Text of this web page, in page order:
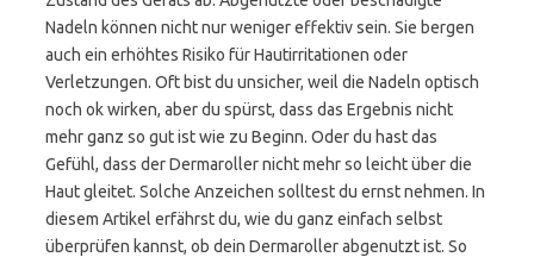
Nadeln können nicht nur weniger effektiv sein. Sie bergen
auch ein erhöhtes Risiko für Hautirritationen oder
Verletzungen. Oft bist du unsicher, weil die Nadeln optisch
noch ok wirken, aber du spürst, dass das Ergebnis nicht
mehr ganz so gut ist wie zu Beginn. Oder du hast das
Gefühl, dass der Dermaroller nicht mehr so leicht über die
Haut gleitet. Solche Anzeichen solltest du ernst nehmen. In
diesem Artikel erfährst du, wie du ganz einfach selbst
überprüfen kannst, ob dein Dermaroller abgenutzt ist. So